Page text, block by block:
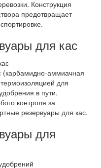
Конструкция
предотвращает
для кас
(карбамидно-аммиачная
для
в пути.
контроля за
резервуары для кас.
для